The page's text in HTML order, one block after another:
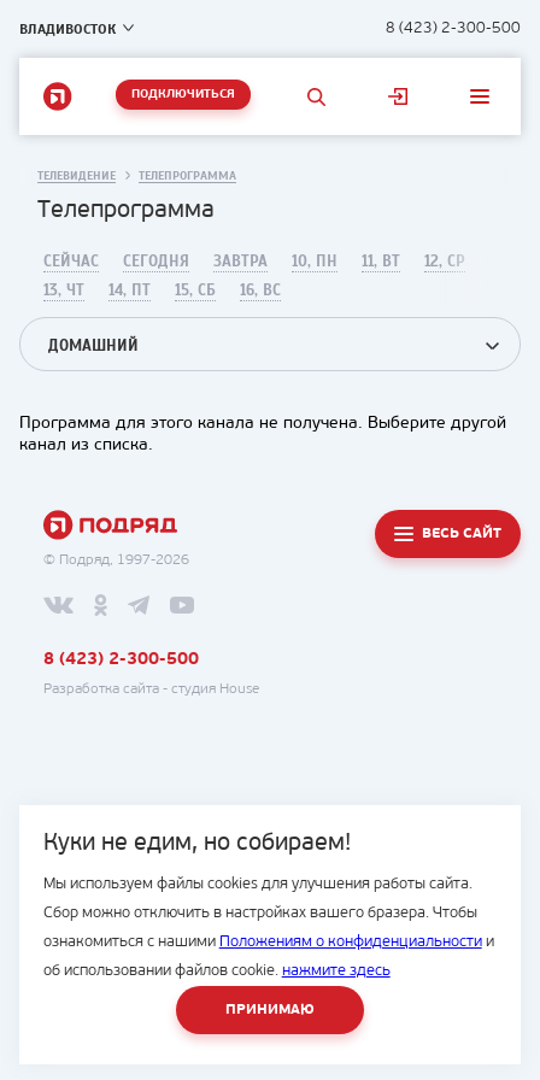
ВЛАДИВОСТОК 8 (423) 2-300-500
ПОДКЛЮЧИТЬСЯ
Куки не едим, но собираем!
Мы используем файлы cookies для улучшения работы сайта.
Сбор можно отключить в настройках вашего бразера. Чтобы
ознакомиться с нашими Положениям о конфиденциальностии
об использовании файлов cookie. нажмите здесь
ПРИНИМАЮ
ТЕЛЕВИДЕНИЕ ТЕЛЕПРОГРАММА
Телепрограмма
СЕЙЧАС СЕГОДНЯ ЗАВТРА 10, ПН 11, ВТ
12, СР
13, ЧТ
14, ПТ 15, СБ 16, ВС
ДОМАШНИЙ
Программа для этого канала не получена. Выберите другой
канал из списка.
© Подряд, 1997-2026
ВЕСЬ САЙТ
8 (423) 2-300-500
Разработка сайта - студия House